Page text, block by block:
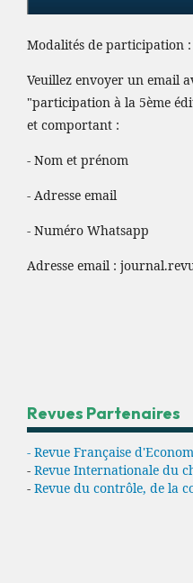
Modalités de participation :
Veuillez envoyer un email
"participation à la 5ème
et comportant :
- Nom et prénom
- Adresse email
- Numéro Whatsapp
Adresse email :
Revues Partenaires
- Revue Française
- Revue Internationale du
- Revue du contrôle, de la